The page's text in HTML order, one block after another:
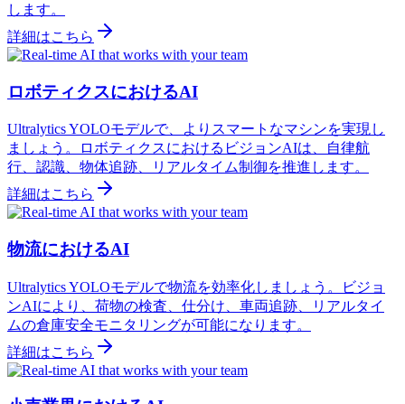
します。
詳細はこちら
ロボティクスにおけるAI
Ultralytics YOLOモデルで、よりスマートなマシンを実現し
ましょう。ロボティクスにおけるビジョンAIは、自律航
行、認識、物体追跡、リアルタイム制御を推進します。
詳細はこちら
物流におけるAI
Ultralytics YOLOモデルで物流を効率化しましょう。ビジョ
ンAIにより、荷物の検査、仕分け、車両追跡、リアルタイ
ムの倉庫安全モニタリングが可能になります。
詳細はこちら